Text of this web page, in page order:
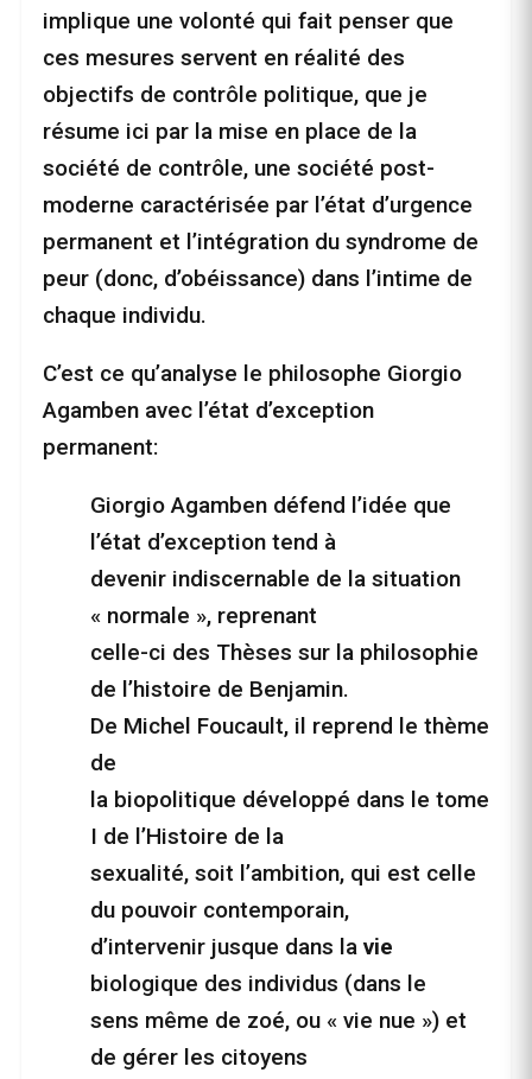
implique une volonté qui fait penser que
ces mesures servent en réalité des
objectifs de contrôle politique, que je
résume ici par la mise en place de la
société de contrôle, une société post-
moderne caractérisée par l’état d’urgence
permanent et l’intégration du syndrome de
peur (donc, d’obéissance) dans l’intime de
chaque individu.
C’est ce qu’analyse le philosophe Giorgio
Agamben avec l’état d’exception
permanent:
Giorgio Agamben défend l’idée que
l’état d’exception tend à
devenir indiscernable de la situation
« normale », reprenant
celle-ci des Thèses sur la philosophie
de l’histoire de Benjamin.
De Michel Foucault, il reprend le thème
de
la biopolitique développé dans le tome
I de l’Histoire de la
sexualité, soit l’ambition, qui est celle
du pouvoir contemporain,
d’intervenir jusque dans la vie
biologique des individus (dans le
sens même de zoé, ou « vie nue ») et
de gérer les citoyens